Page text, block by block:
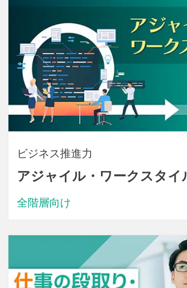
ビジネス推進力
アジャイル・ワークスタイ
全階層向け